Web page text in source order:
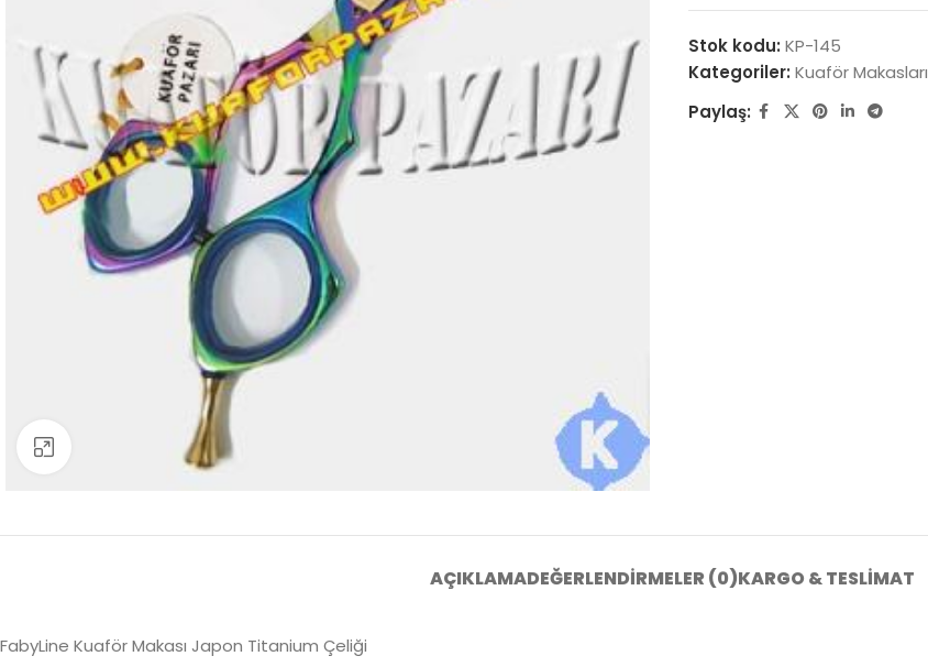
Büyütmek için tıklayın
Stok kodu: KP-145
Kategoriler: Kuaför Makasları
Paylaş:
AÇIKLAMADEĞERLENDIRMELER (0)KARGO & TESLIMAT
FabyLine Kuaför Makası Japon Titanium Çeliği